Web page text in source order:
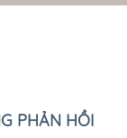
PHẢN HỒI